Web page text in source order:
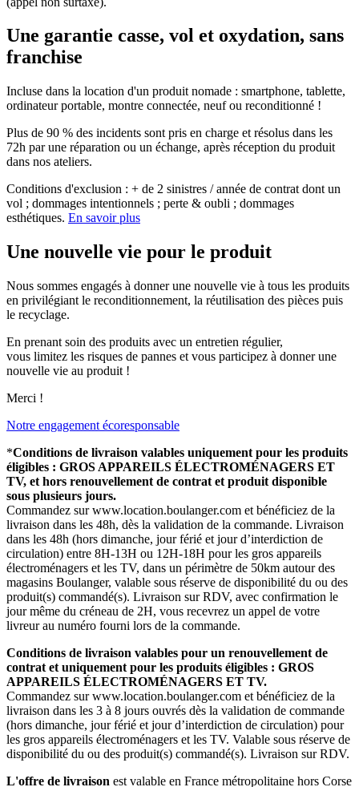
Une garantie casse, vol et oxydation, sans
franchise
Incluse dans la location d'un produit nomade : smartphone, tablette,
ordinateur portable, montre connectée, neuf ou reconditionné !
Plus de 90 % des incidents sont pris en charge et résolus dans les
72h par une réparation ou un échange, après réception du produit
dans nos ateliers.
Conditions d'exclusion : + de 2 sinistres / année de contrat dont un
vol ; dommages intentionnels ; perte & oubli ; dommages
esthétiques. En savoir plus
Une nouvelle vie pour le produit
Nous sommes engagés à donner une nouvelle vie à tous les produits
en privilégiant le reconditionnement, la réutilisation des pièces puis
le recyclage.
En prenant soin des produits avec un entretien régulier,
vous limitez les risques de pannes et vous participez à donner une
nouvelle vie au produit !
Merci !
Notre engagement écoresponsable
*Conditions de livraison valables uniquement pour les produits
éligibles : GROS APPAREILS ÉLECTROMÉNAGERS ET
TV, et hors renouvellement de contrat et produit disponible
sous plusieurs jours.
Commandez sur www.location.boulanger.com et bénéficiez de la
livraison dans les 48h, dès la validation de la commande. Livraison
dans les 48h (hors dimanche, jour férié et jour d’interdiction de
circulation) entre 8H-13H ou 12H-18H pour les gros appareils
électroménagers et les TV, dans un périmètre de 50km autour des
magasins Boulanger, valable sous réserve de disponibilité du ou des
produit(s) commandé(s). Livraison sur RDV, avec confirmation le
jour même du créneau de 2H, vous recevrez un appel de votre
livreur au numéro fourni lors de la commande.
Conditions de livraison valables pour un renouvellement de
contrat et uniquement pour les produits éligibles : GROS
APPAREILS ÉLECTROMÉNAGERS ET TV.
Commandez sur www.location.boulanger.com et bénéficiez de la
livraison dans les 3 à 8 jours ouvrés dès la validation de commande
(hors dimanche, jour férié et jour d’interdiction de circulation) pour
les gros appareils électroménagers et les TV. Valable sous réserve de
disponibilité du ou des produit(s) commandé(s). Livraison sur RDV.
L'offre de livraison est valable en France métropolitaine hors Corse